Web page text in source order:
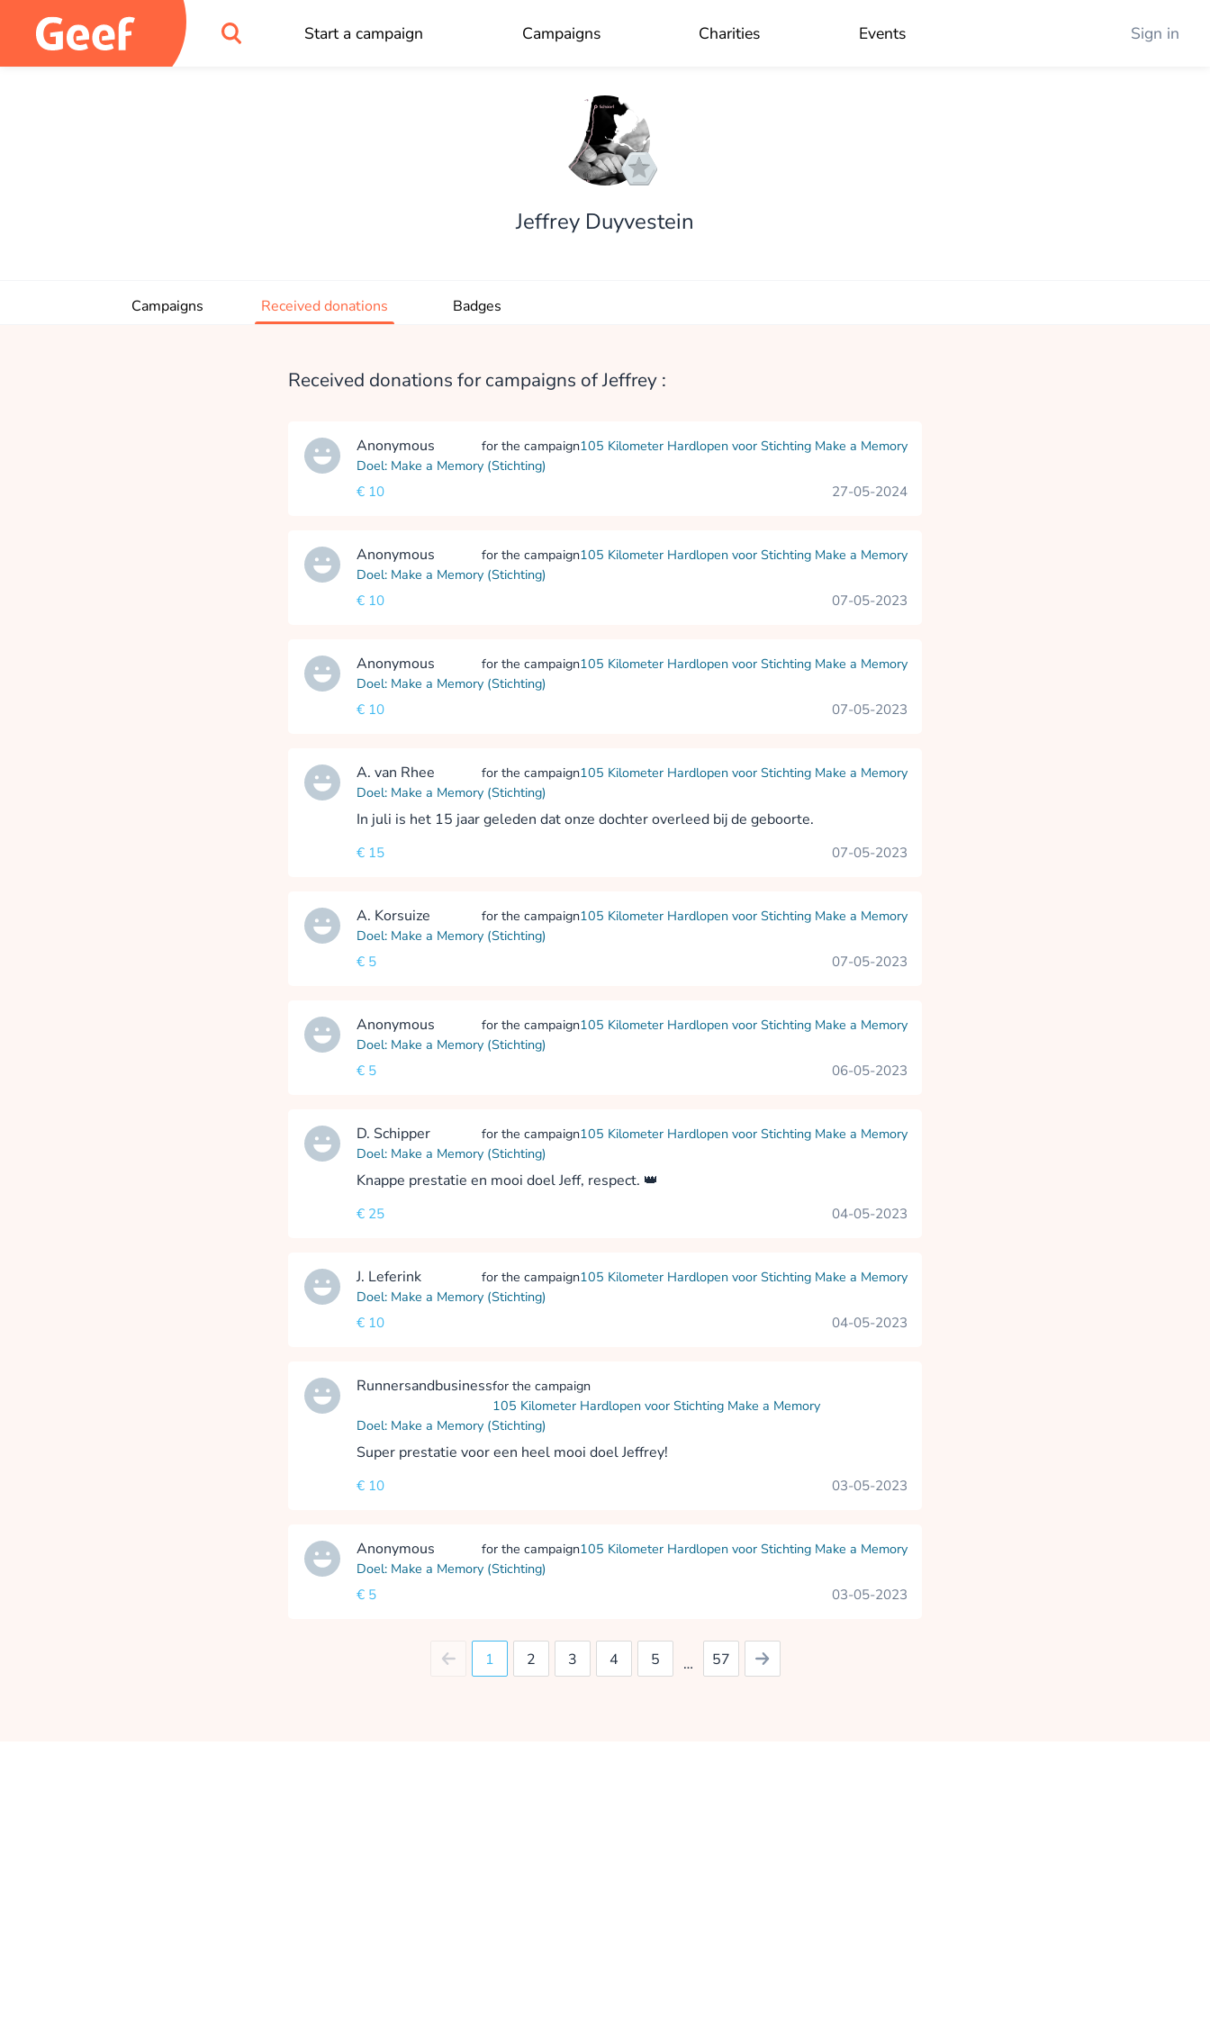
Start a campaign Campaigns Charities Events Sign in
Jeffrey Duyvestein
Campaigns Received donations Badges
Received donations for campaigns of Jeffrey :
Anonymous for the campaign105 Kilometer Hardlopen voor Stichting Make a Memory
Doel: Make a Memory (Stichting)
€ 10
27-05-2024
Anonymous for the campaign105 Kilometer Hardlopen voor Stichting Make a Memory
Doel: Make a Memory (Stichting)
€ 10
07-05-2023
Anonymous for the campaign105 Kilometer Hardlopen voor Stichting Make a Memory
Doel: Make a Memory (Stichting)
€ 10
07-05-2023
A. van Rhee for the campaign105 Kilometer Hardlopen voor Stichting Make a Memory
Doel: Make a Memory (Stichting)
In juli is het 15 jaar geleden dat onze dochter overleed bij de geboorte.
€ 15 07-05-2023
A. Korsuize for the campaign105 Kilometer Hardlopen voor Stichting Make a Memory
Doel: Make a Memory (Stichting)
€ 5
07-05-2023
Anonymous for the campaign105 Kilometer Hardlopen voor Stichting Make a Memory
Doel: Make a Memory (Stichting)
€ 5
06-05-2023
D. Schipper for the campaign105 Kilometer Hardlopen voor Stichting Make a Memory
Doel: Make a Memory (Stichting)
Knappe prestatie en mooi doel Jeff, respect. 👑
€ 25 04-05-2023
J. Leferink for the campaign105 Kilometer Hardlopen voor Stichting Make a Memory
Doel: Make a Memory (Stichting)
€ 10
04-05-2023
Runnersandbusinessfor the campaign
105 Kilometer Hardlopen voor Stichting Make a Memory
Doel: Make a Memory (Stichting)
Super prestatie voor een heel mooi doel Jeffrey!
€ 10 03-05-2023
Anonymous for the campaign105 Kilometer Hardlopen voor Stichting Make a Memory
Doel: Make a Memory (Stichting)
€ 5
03-05-2023
1 2 3 4 5 … 57